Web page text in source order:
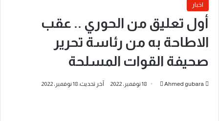
اخبار
أول تعليق من الحوري .. عقب
الاطاحة به من رئاسة تحرير
صحيفة القوات المسلحة
Ahmed gubara
أرسل18 نوفمبر، 2022 آخر تحديث: 18 نوفمبر، 2022